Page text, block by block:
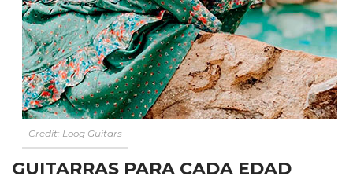
Credit: Loog Guitars
GUITARRAS PARA CADA EDAD